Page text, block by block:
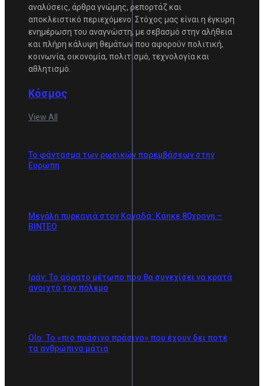
αναλύσεις, άρθρα γνώμης, ρεπορτάζ και
αποκλειστικό περιεχόμενο. Στόχος μας είναι η έγκυρη
ενημέρωση του αναγνώστη, με σεβασμό στην αλήθεια
και πλήρη κάλυψη θεμάτων που αφορούν πολιτική,
κοινωνία, οικονομία, πολιτισμό, τεχνολογία και
αθλητισμό.
Κόσμος
View All
Το φάντασμα των ρωσικών παρεμβάσεων στην
Ευρώπη
Mεγάλη πυρκαγιά στον Καναδά: Κάηκε 80χρονη –
ΒΙΝΤΕΟ
Ιράν: Το αόρατο μέτωπο που θα συνεχίσει να κρατά
ανοιχτό τον πόλεμο
Olo: Το «πιο πράσινο πράσινο» που έχουν δει ποτέ
τα ανθρώπινα μάτια